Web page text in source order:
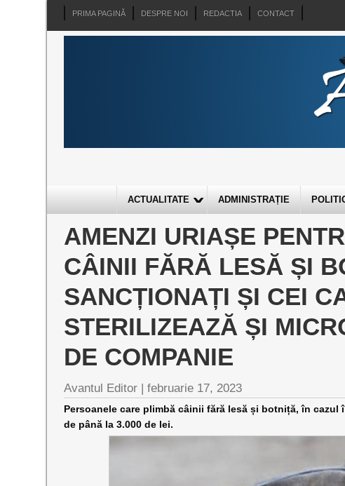
PRIMA PAGINĂ DESPRE NOI REDACTIA CONTACT
ACTUALITATE ADMINISTRAȚIE
AMENZI URIAȘE
CÂINII FĂRĂ LESĂ ȘI
SANCȚIONAȚI ȘI CEI
STERILIZEAZĂ ȘI
DE COMPANIE
Avantul Editor |februarie 17, 2023
Persoanele care plimbă câinii fără lesă și botniță, în
de până la 3.000 de lei.